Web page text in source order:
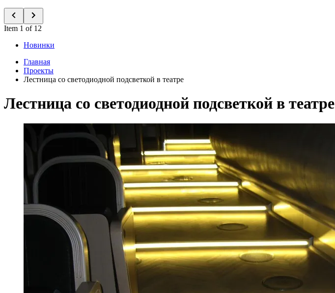
Item 1 of 12
Новинки
Главная
Проекты
Лестница со светодиодной подсветкой в театре
Лестница со светодиодной подсветкой в театре